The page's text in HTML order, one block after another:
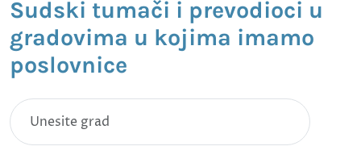
Sudski tumači i prevodioci u
gradovima u kojima imamo
poslovnice